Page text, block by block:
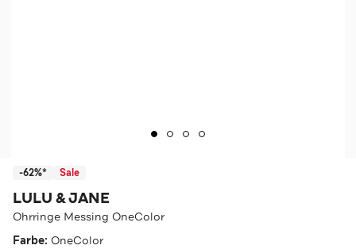
-62%* Sale
LULU & JANE
Ohrringe Messing OneColor
Farbe: OneColor